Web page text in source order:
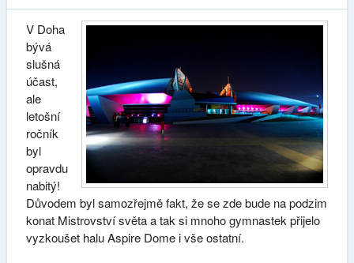
V Doha
bývá
slušná
účast,
ale
letošní
ročník
byl
opravdu
nabitý!
Důvodem byl samozřejmě fakt, že se zde bude na podzim
konat Mistrovství světa a tak si mnoho gymnastek přijelo
vyzkoušet halu Aspire Dome i vše ostatní.